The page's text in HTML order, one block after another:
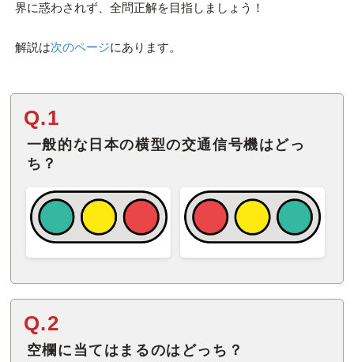
界に惑わされず、全問正解を目指しましょう！
解説は次のページにあります。
Q.1
一般的な日本の横型の交通信号機はどっ
ち？
Q.2
空欄に当てはまるのはどっち？